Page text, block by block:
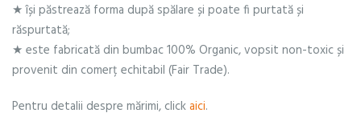
★ își păstrează forma după spălare și poate fi purtată și
răspurtată;
★ este fabricată din bumbac 100% Organic, vopsit non-toxic și
provenit din comerț echitabil (Fair Trade).
Pentru detalii despre mărimi, clickaici.